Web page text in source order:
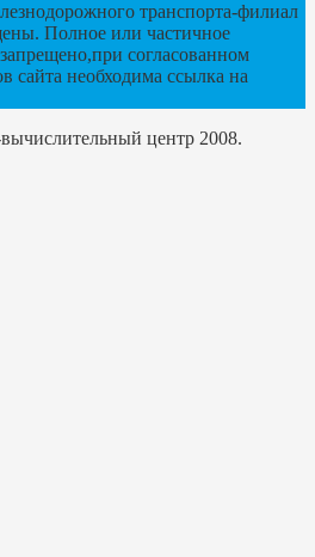
транспорта-филиал
Полное или частичное
согласованном
сайта необходима ссылка на
центр 2008.